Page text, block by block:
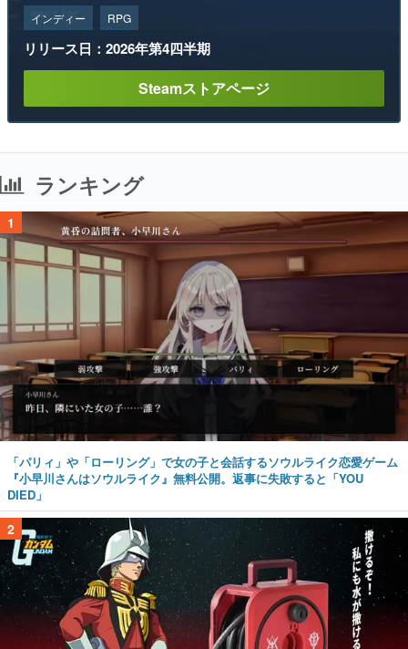
インディー RPG
リリース日：2026年第4四半期
Steamストアページ
ランキング
1
「パリィ」や「ローリング」で女の子と会話するソウルライク恋愛ゲーム
『小早川さんはソウルライク』無料公開。返事に失敗すると「YOU
DIED」
2